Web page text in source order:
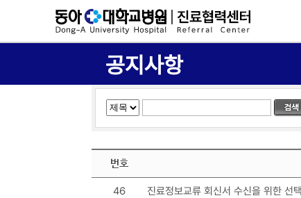
공지사항
번호
46 진료정보교류 회신서 수신을 위한 선